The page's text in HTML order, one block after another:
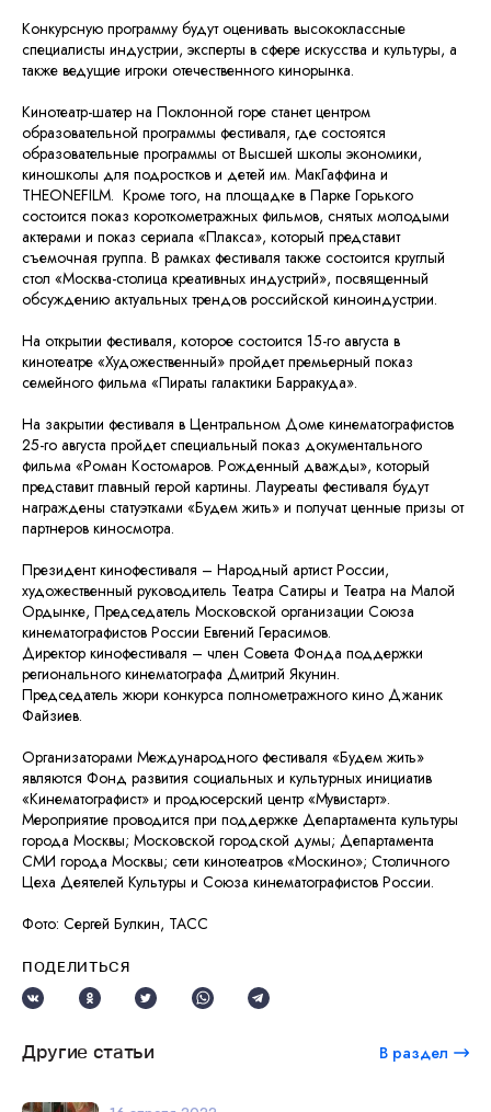
Конкурсную программу будут оценивать высококлассные
специалисты индустрии, эксперты в сфере искусства и культуры, а
также ведущие игроки отечественного кинорынка.
Кинотеатр-шатер на Поклонной горе станет центром
образовательной программы фестиваля, где состоятся
образовательные программы от Высшей школы экономики,
киношколы для подростков и детей им. МакГаффина и
THEONEFILM. Кроме того, на площадке в Парке Горького
состоится показ короткометражных фильмов, снятых молодыми
актерами и показ сериала «Плакса», который представит
съемочная группа. В рамках фестиваля также состоится круглый
стол «Москва-столица креативных индустрий», посвященный
обсуждению актуальных трендов российской киноиндустрии.
На открытии фестиваля, которое состоится 15-го августа в
кинотеатре «Художественный» пройдет премьерный показ
семейного фильма «Пираты галактики Барракуда».
На закрытии фестиваля в Центральном Доме кинематографистов
25-го августа пройдет специальный показ документального
фильма «Роман Костомаров. Рожденный дважды», который
представит главный герой картины. Лауреаты фестиваля будут
награждены статуэтками «Будем жить» и получат ценные призы от
партнеров киносмотра.
Президент кинофестиваля – Народный артист России,
художественный руководитель Театра Сатиры и Театра на Малой
Ордынке, Председатель Московской организации Союза
кинематографистов России Евгений Герасимов.
Директор кинофестиваля – член Совета Фонда поддержки
регионального кинематографа Дмитрий Якунин.
Председатель жюри конкурса полнометражного кино Джаник
Файзиев.
Организаторами Международного фестиваля «Будем жить»
являются Фонд развития социальных и культурных инициатив
«Кинематографист» и продюсерский центр «Мувистарт».
Мероприятие проводится при поддержке Департамента культуры
города Москвы; Московской городской думы; Департамента
СМИ города Москвы; сети кинотеатров «Москино»; Столичного
Цеха Деятелей Культуры и Союза кинематографистов России.
Фото: Сергей Булкин, ТАСС
ПОДЕЛИТЬСЯ
Другие статьи В раздел